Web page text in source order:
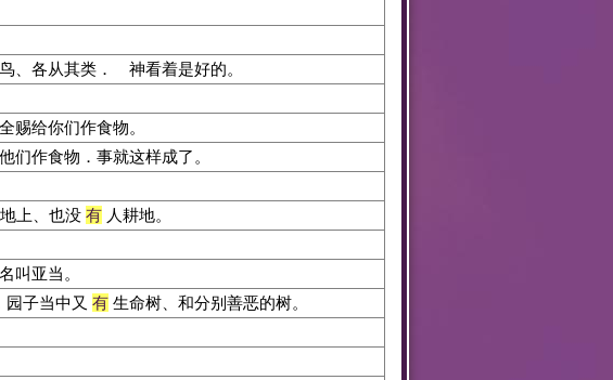
、各从其类． 神看着是好的。
赐给你们作食物。
们作食物．事就这样成了。
上、也没 有 人耕地。
叫亚当。
子当中又 有 生命树、和分别善恶的树。